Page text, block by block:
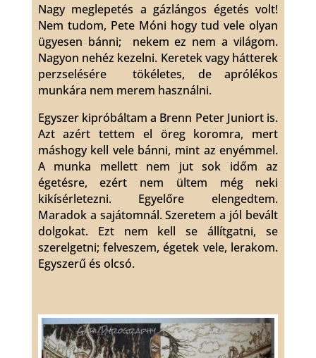
Nagy meglepetés a gázlángos égetés volt!
Nem tudom, Pete Móni hogy tud vele olyan
ügyesen bánni; nekem ez nem a világom.
Nagyon nehéz kezelni. Keretek vagy hátterek
perzselésére tökéletes, de aprólékos
munkára nem merem használni.
Egyszer kipróbáltam a Brenn Peter Juniort is.
Azt azért tettem el öreg koromra, mert
máshogy kell vele bánni, mint az enyémmel.
A munka mellett nem jut sok időm az
égetésre, ezért nem ültem még neki
kikísérletezni. Egyelőre elengedtem.
Maradok a sajátomnál. Szeretem a jól bevált
dolgokat. Ezt nem kell se állítgatni, se
szerelgetni; felveszem, égetek vele, lerakom.
Egyszerű és olcsó.